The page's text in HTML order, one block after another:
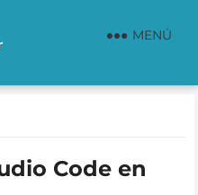
MENÚ
Code en